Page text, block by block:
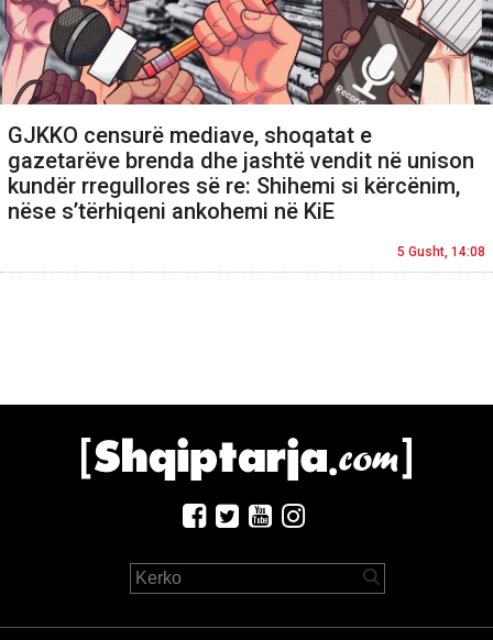
GJKKO censurë mediave, shoqatat e
gazetarëve brenda dhe jashtë vendit në unison
kundër rregullores së re: Shihemi si kërcënim,
nëse s’tërhiqeni ankohemi në KiE
5 Gusht, 14:08